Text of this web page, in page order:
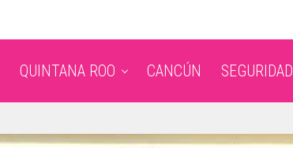
QUINTANA ROO CANCÚN SEGURIDAD